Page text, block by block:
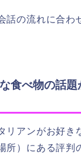
話の流れに合わ
な食べ物の話
リアンがお好き
所）にある評判